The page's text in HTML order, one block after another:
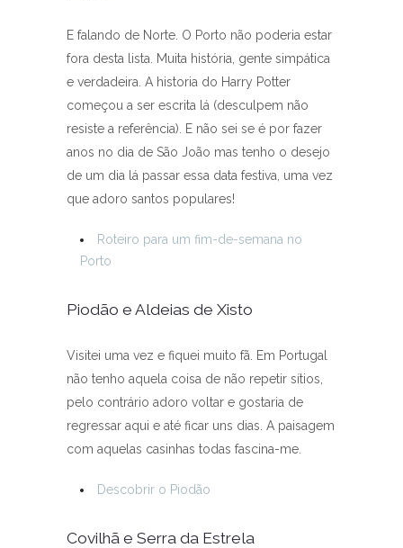
E falando de Norte. O Porto não poderia estar
fora desta lista. Muita história, gente simpática
e verdadeira. A historia do Harry Potter
começou a ser escrita lá (desculpem não
resiste a referência). E não sei se é por fazer
anos no dia de São João mas tenho o desejo
de um dia lá passar essa data festiva, uma vez
que adoro santos populares!
Roteiro para um fim-de-semana no
Porto
Piodão e Aldeias de Xisto
Visitei uma vez e fiquei muito fã. Em Portugal
não tenho aquela coisa de não repetir sítios,
pelo contrário adoro voltar e gostaria de
regressar aqui e até ficar uns dias. A paisagem
com aquelas casinhas todas fascina-me.
Descobrir o Piodão
Covilhã e Serra da Estrela